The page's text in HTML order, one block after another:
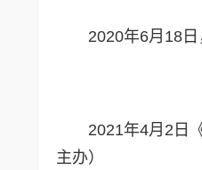
2020年6月18
2021年4月2日
主办）